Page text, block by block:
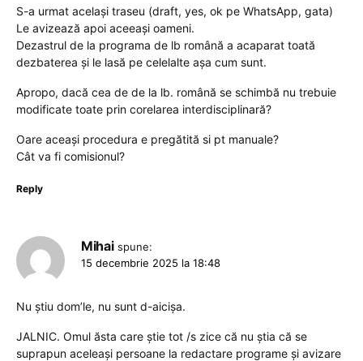
S-a urmat același traseu (draft, yes, ok pe WhatsApp, gata)
Le avizează apoi aceeași oameni.
Dezastrul de la programa de lb română a acaparat toată
dezbaterea și le lasă pe celelalte așa cum sunt.
Apropo, dacă cea de de la lb. română se schimbă nu trebuie
modificate toate prin corelarea interdisciplinară?
Oare aceași procedura e pregătită si pt manuale?
Cât va fi comisionul?
Reply
Mihai spune:
15 decembrie 2025 la 18:48
Nu știu dom’le, nu sunt d-aicișa.
JALNIC. Omul ăsta care știe tot /s zice că nu știa că se
suprapun aceleași persoane la redactare programe și avizare